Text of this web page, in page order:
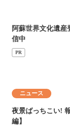
阿蘇世界文化遺
信中
PR
ニュース
夜景ばっちこい!
編】